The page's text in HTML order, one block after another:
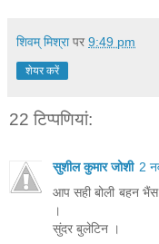
शिवम् मिश्रा पर 9:49 pm
शेयर करें
22 टिप्‍पणियां:
सुशील कुमार जोशी 2
आप सही बोली बहन भैंस
।
सुंदर बुलेटिन ।